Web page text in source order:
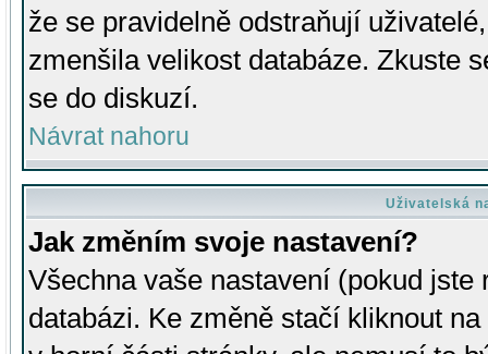
že se pravidelně odstraňují
zmenšila velikost databáze. Zkuste
se do diskuzí.
Návrat nahoru
Uživatelská
Jak změním svoje nastavení?
Všechna vaše nastavení (pokud
databázi. Ke změně stačí kliknout